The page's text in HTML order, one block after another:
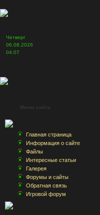
Четверг
06.08.2026
04:07
Меню сайта
Главная страница
Информация о сайте
Файлы
Интересные статьи
Галерея
Форумы и сайты
Обратная связь
Игровой форум